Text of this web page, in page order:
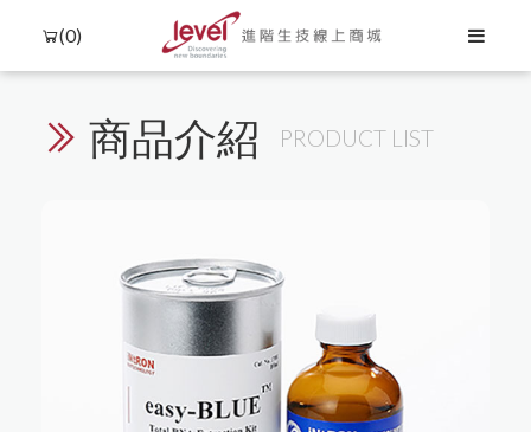
(0)
商品介紹 PRODUCT LIST